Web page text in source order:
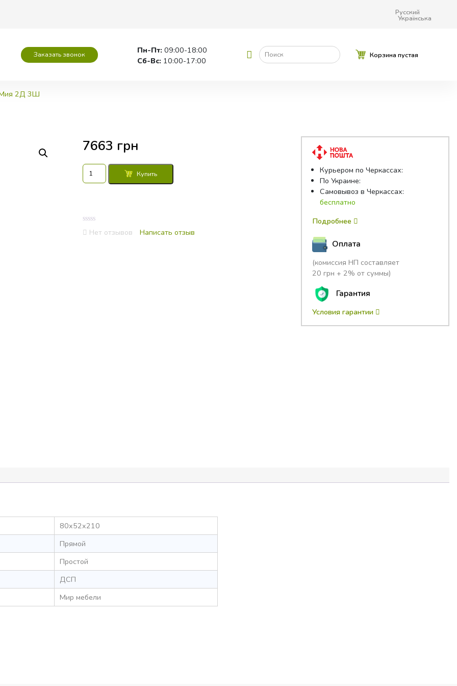
Русский
Українська
Заказать звонок Пн-Пт: 09:00-18:00
Сб-Вс: 10:00-17:00
Поиск Корзина пустая
2Д 3Ш
7663 грн
Количество
товара
2Д
3Ш
Купить
0
outНет отзывов Написать отзыв
Курьером по Черкассах:
По Украине:
Самовывоз в Черкассах:
бесплатно
Подробнее
Оплата
(комиссия НП составляет
20 грн + 2% от суммы)
Гарантия
Условия гарантии
80x52x210
Прямой
Простой
ДСП
Мир мебели